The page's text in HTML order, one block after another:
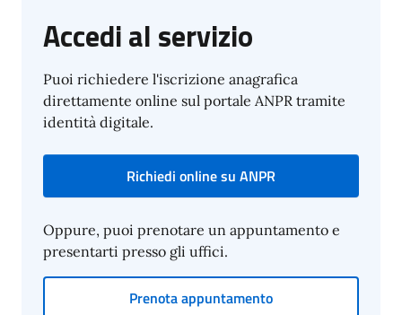
Accedi al servizio
Puoi richiedere l'iscrizione anagrafica
direttamente online sul portale ANPR tramite
identità digitale.
Richiedi online su ANPR
Oppure, puoi prenotare un appuntamento e
presentarti presso gli uffici.
Prenota appuntamento